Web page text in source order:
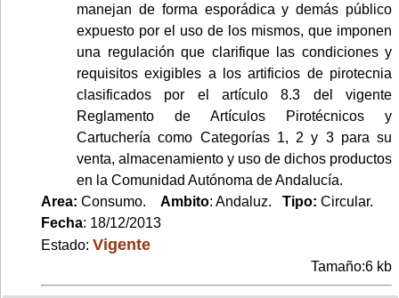
manejan de forma esporádica y demás público
expuesto por el uso de los mismos, que imponen
una regulación que clarifique las condiciones y
requisitos exigibles a los artificios de pirotecnia
clasificados por el artículo 8.3 del vigente
Reglamento de Artículos Pirotécnicos y
Cartuchería como Categorías 1, 2 y 3 para su
venta, almacenamiento y uso de dichos productos
en la Comunidad Autónoma de Andalucía.
Area: Consumo. Ambito: Andaluz. Tipo: Circular.
Fecha: 18/12/2013
Estado: Vigente
Tamaño:6 kb